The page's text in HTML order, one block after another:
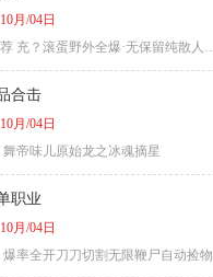
10月/04日
荐 充？滚蛋野外全爆·无保留纯散人首秀
合击
10月/04日
舞帝味儿原始龙之冰魂摘星
职业
10月/04日
爆率全开刀刀切割无限鞭尸自动捡物